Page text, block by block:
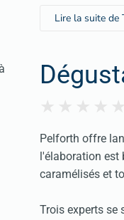
Lire la suite de
Pelforth offre
l'élaboration est
caramélisés et
Trois experts se